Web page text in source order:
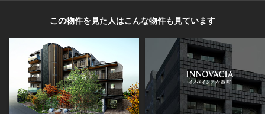
この物件を見た人はこんな物件も見ています